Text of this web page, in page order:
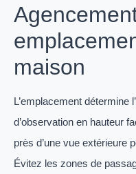
maison
L’emplacement détermine
d’observation en hauteur
près d’une vue extérieure
Évitez les zones de